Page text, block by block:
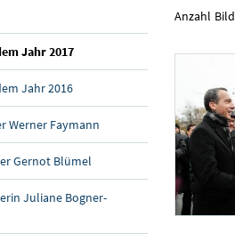
Jahr 2017
Jahr 2016
Werner Faymann
Gernot Blümel
Juliane Bogner-
Anzahl